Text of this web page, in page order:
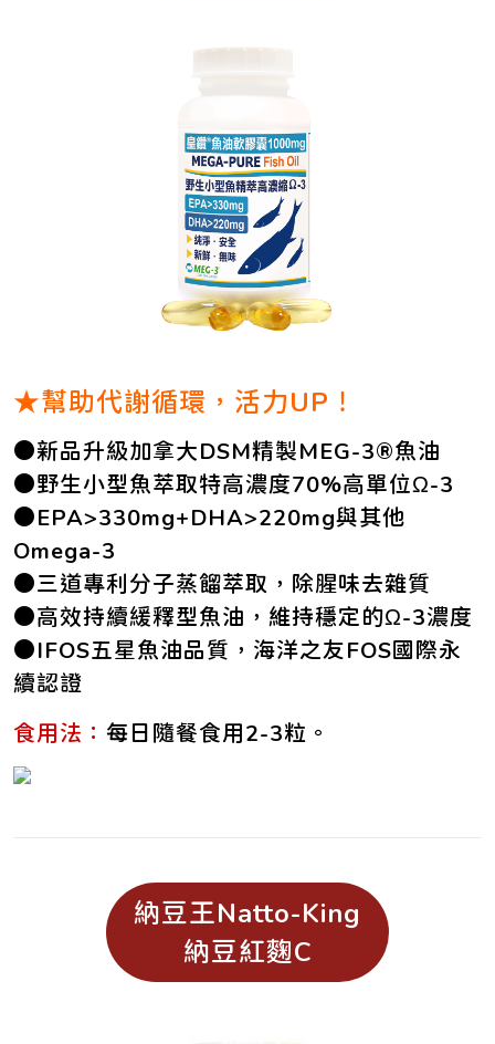
★幫助代謝循環，活力UP！
●新品升級加拿大DSM精製MEG-3®魚油
●野生小型魚萃取特高濃度70%高單位Ω-3
●EPA>330mg+DHA>220mg與其他
Omega-3
●三道專利分子蒸餾萃取，除腥味去雜質
●高效持續緩釋型魚油，維持穩定的Ω-3濃度
●IFOS五星魚油品質，海洋之友FOS國際永
續認證
食用法： 每日隨餐食用2-3粒。
納豆王Natto-King
納豆紅麴C